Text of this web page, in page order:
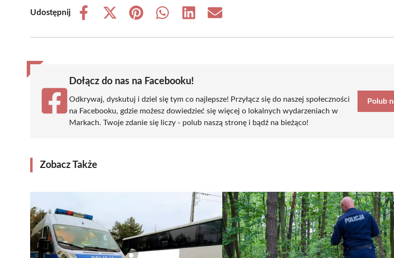
Udostępnij
Share
Share
(Twitter)
Share
Share
Share
Share
Dołącz do nas na Facebooku!
Odkrywaj, dyskutuj i dziel się tym co najlepsze! Przyłącz się do naszej społeczności
na Facebooku, gdzie możesz dowiedzieć się więcej o lokalnych wydarzeniach w
Markach. Twoje zdanie się liczy - polub naszą stronę i bądź na bieżąco!
Polub
Zobacz Także